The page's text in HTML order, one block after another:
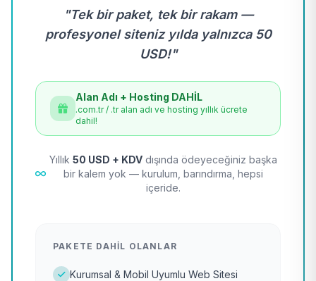
"Tek bir paket, tek bir rakam —
profesyonel siteniz yılda yalnızca 50
USD!"
Alan Adı + Hosting DAHİL
.com.tr / .tr alan adı ve hosting yıllık ücrete
dahil!
Yıllık 50 USD + KDV dışında ödeyeceğiniz başka
bir kalem yok — kurulum, barındırma, hepsi
içeride.
PAKETE DAHIL OLANLAR
Kurumsal & Mobil Uyumlu Web Sitesi